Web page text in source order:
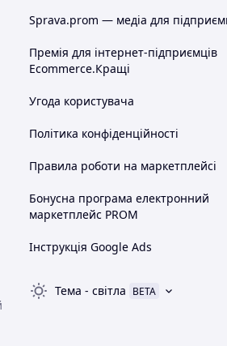
Sprava.prom — медіа для
Премія для інтернет-підприємців
Ecommerce.Кращі
Угода користувача
Політика конфіденційності
Правила роботи на маркетплейсі
Бонусна програма електронний
маркетплейс PROM
Інструкція Google Ads
Тема - світла BETA